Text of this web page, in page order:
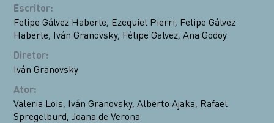
Escritor:
Felipe Gálvez Haberle, Ezequiel Pierri, Felipe Gálvez
Haberle, Iván Granovsky, Félipe Galvez,Ana Godoy
Diretor:
Iván Granovsky
Ator:
Valeria Lois, Iván Granovsky,Alberto Ajaka, Rafael
Spregelburd,Joana de Verona